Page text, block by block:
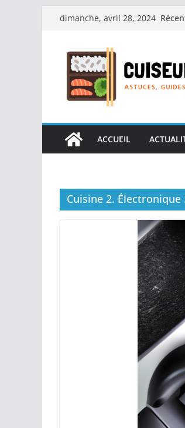
Passerdimanche, avril 28, 2024
ACCUEIL
Cuisine 2.